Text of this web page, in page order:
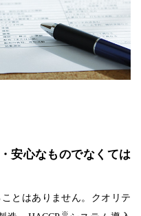
安心なものでなくては
とはありません。クオリテ
※